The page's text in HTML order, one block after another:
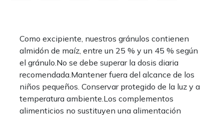
Como excipiente, nuestros gránulos contienen
almidón de maíz, entre un 25 % y un 45 % según
el gránulo.No se debe superar la dosis diaria
recomendada.Mantener fuera del alcance de los
niños pequeños. Conservar protegido de la luz y a
temperatura ambiente.Los complementos
alimenticios no sustituyen una alimentación